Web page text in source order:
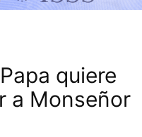
quiere
a Monseñor